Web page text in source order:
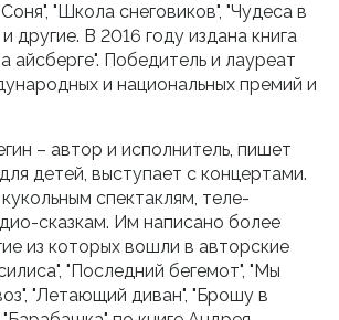
"Школа снеговиков", "Чудеса в
другие. В 2016 году издана книга
айсберге". Победитель и лауреат
и национальных премий и
– автор и исполнитель, пишет
детей, выступает с концертами.
спектаклям, теле-
сказкам. Им написано более
из которых вошли в авторские
"Последний бегемот", "Мы
"Летающий диван", "Брошу в